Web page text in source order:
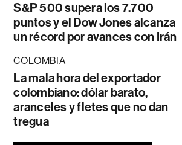
S&P 500 supera los 7.700
puntos y el Dow Jones alcanza
un récord por avances con Irán
COLOMBIA
La mala hora del exportador
colombiano: dólar barato,
aranceles y fletes que no dan
tregua